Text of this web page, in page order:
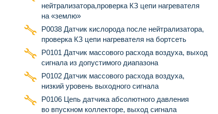
нейтрализатора,проверка КЗ цепи нагревателя
на «землю»
Р0038 Датчик кислорода после нейтрализатора,
проверка КЗ цепи нагревателя на бортсеть
Р0101 Датчик массового расхода воздуха, выход
сигнала из допустимого диапазона
Р0102 Датчик массового расхода воздуха,
низкий уровень выходного сигнала
Р0106 Цепь датчика абсолютного давления
во впускном коллекторе, выход сигнала